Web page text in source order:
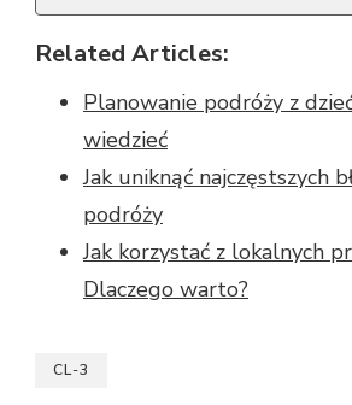
Related Articles:
Planowanie podróży z
wiedzieć
Jak uniknąć najczęstszych
podróży
Jak korzystać z lokalnych
Dlaczego warto?
CL-3